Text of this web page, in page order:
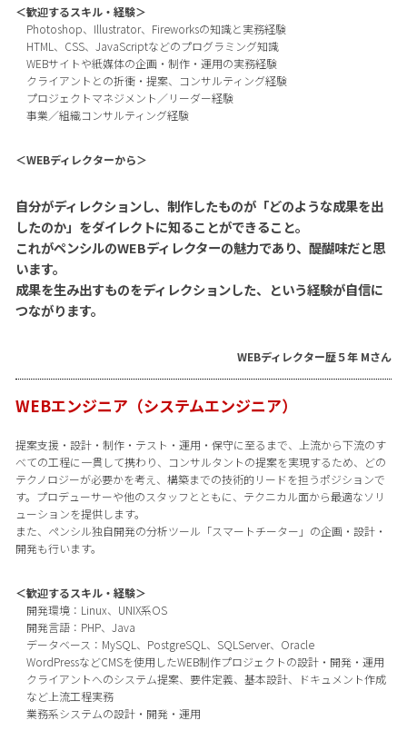
＜歓迎するスキル・経験＞
Photoshop、Illustrator、Fireworksの知識と実務経験
HTML、CSS、JavaScriptなどのプログラミング知識
WEBサイトや紙媒体の企画・制作・運用の実務経験
クライアントとの折衝・提案、コンサルティング経験
プロジェクトマネジメント／リーダー経験
事業／組織コンサルティング経験
＜WEBディレクターから＞
自分がディレクションし、制作したものが「どのような成果を出
したのか」をダイレクトに知ることができること。
これがペンシルのWEBディレクターの魅力であり、醍醐味だと思
います。
成果を生み出すものをディレクションした、という経験が自信に
つながります。
WEBディレクター歴５年 Mさん
WEBエンジニア（システムエンジニア）
提案支援・設計・制作・テスト・運用・保守に至るまで、上流から下流のす
べての工程に一貫して携わり、コンサルタントの提案を実現するため、どの
テクノロジーが必要かを考え、構築までの技術的リードを担うポジションで
す。プロデューサーや他のスタッフとともに、テクニカル面から最適なソリ
ューションを提供します。
また、ペンシル独自開発の分析ツール「スマートチーター」の企画・設計・
開発も行います。
＜歓迎するスキル・経験＞
開発環境：Linux、UNIX系OS
開発言語：PHP、Java
データベース：MySQL、PostgreSQL、SQLServer、Oracle
WordPressなどCMSを使用したWEB制作プロジェクトの設計・開発・運用
クライアントへのシステム提案、要件定義、基本設計、ドキュメント作成
など上流工程実務
業務系システムの設計・開発・運用